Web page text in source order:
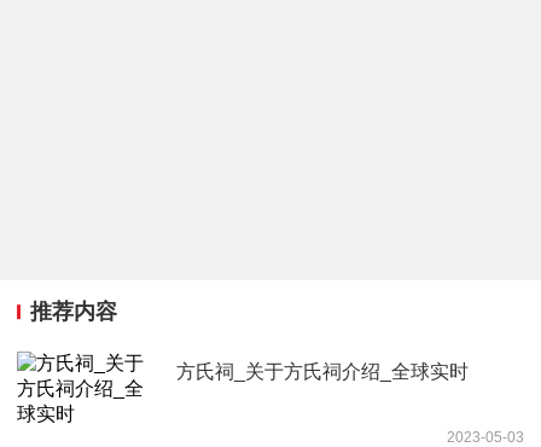
推荐内容
方氏祠_关于方氏祠介绍_全球实时
2023-05-03